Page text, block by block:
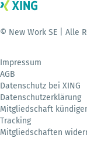
© New Work SE | Alle
Impressum
AGB
Datenschutz bei XING
Datenschutzerklärung
Mitgliedschaft
Tracking
Mitgliedschaften